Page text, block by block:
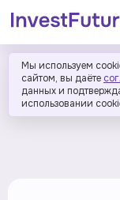
Мы используем
сайтом, вы даёте
данных и
использовании